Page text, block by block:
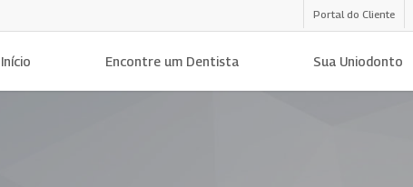
Portal do Cliente
Início Encontre um Dentista Sua Uniodonto